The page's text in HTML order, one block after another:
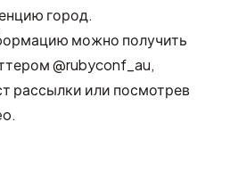
город.
можно получить
@rubyconf_au,
рассылки или посмотрев